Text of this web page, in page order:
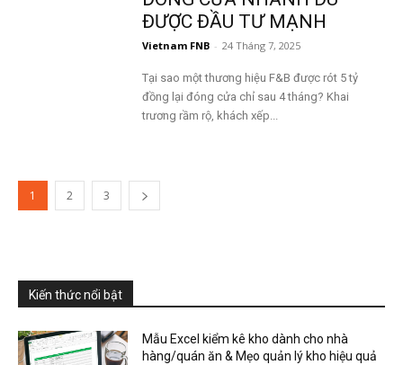
ĐƯỢC ĐẦU TƯ MẠNH
Vietnam FNB - 24 Tháng 7, 2025
Tại sao một thương hiệu F&B được rót 5 tỷ
đồng lại đóng cửa chỉ sau 4 tháng? Khai
trương rầm rộ, khách xếp...
1 2 3
Kiến thức nổi bật
Mẫu Excel kiểm kê kho dành cho nhà
hàng/quán ăn & Mẹo quản lý kho hiệu quả